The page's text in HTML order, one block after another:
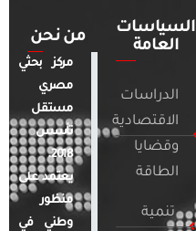
السياسات
العامة
الدراسات
الاقتصادية
وقضايا
الطاقة
تنمية
من نحن
مركز بحثي
مصري
مستقل
تأسس
2018.
يعتمد على
منظور
وطني في